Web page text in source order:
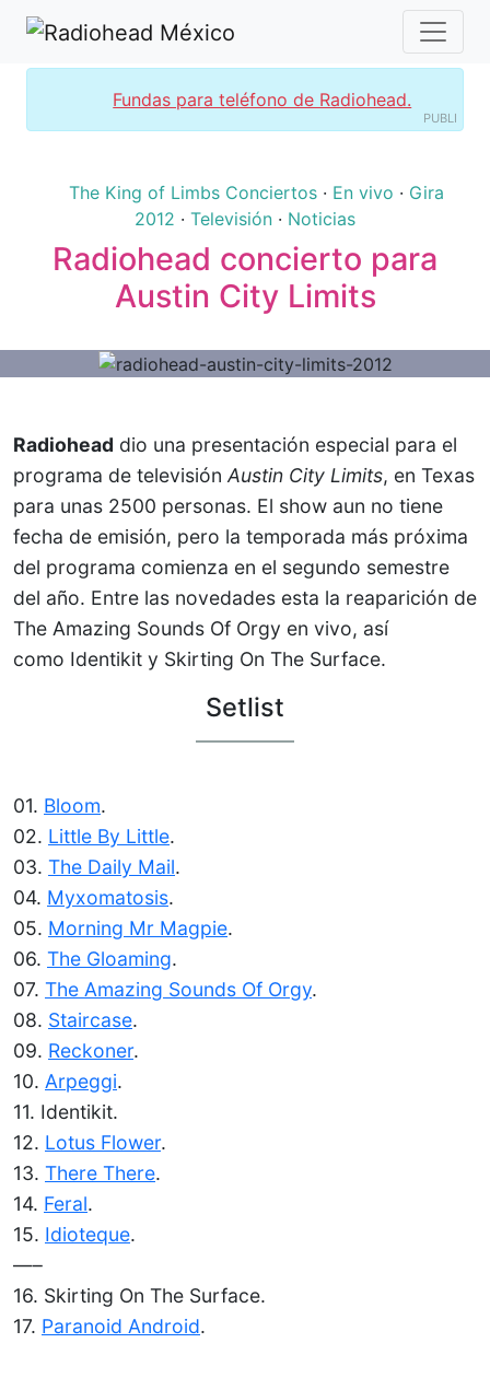
Fundas para teléfono de Radiohead.
PUBLI
The King of Limbs Conciertos · En vivo · Gira
2012 · Televisión · Noticias
Radiohead concierto para
Austin City Limits
Radiohead dio una presentación especial para el
programa de televisión Austin City Limits, en Texas
para unas 2500 personas. El show aun no tiene
fecha de emisión, pero la temporada más próxima
del programa comienza en el segundo semestre
del año. Entre las novedades esta la reaparición de
The Amazing Sounds Of Orgy en vivo, así
como Identikit y Skirting On The Surface.
Setlist
01. Bloom.
02. Little By Little.
03. The Daily Mail.
04. Myxomatosis.
05. Morning Mr Magpie.
06. The Gloaming.
07. The Amazing Sounds Of Orgy.
08. Staircase.
09. Reckoner.
10. Arpeggi.
11. Identikit.
12. Lotus Flower.
13. There There.
14. Feral.
15. Idioteque.
—–
16. Skirting On The Surface.
17. Paranoid Android.